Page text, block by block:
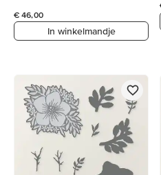
€ 46,00
In winkelmandje